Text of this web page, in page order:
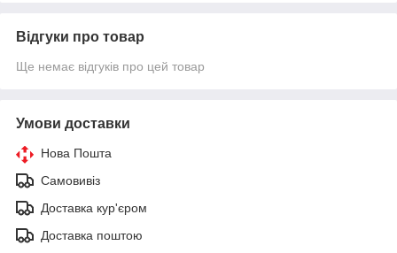
Відгуки про товар
Ще немає відгуків про цей товар
Умови доставки
Нова Пошта
Самовивіз
Доставка кур'єром
Доставка поштою